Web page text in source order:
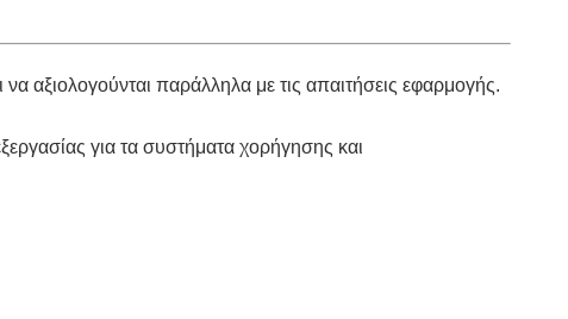
αξιολογούνται παράλληλα με τις απαιτήσεις εφαρμογής.
για τα συστήματα χορήγησης και